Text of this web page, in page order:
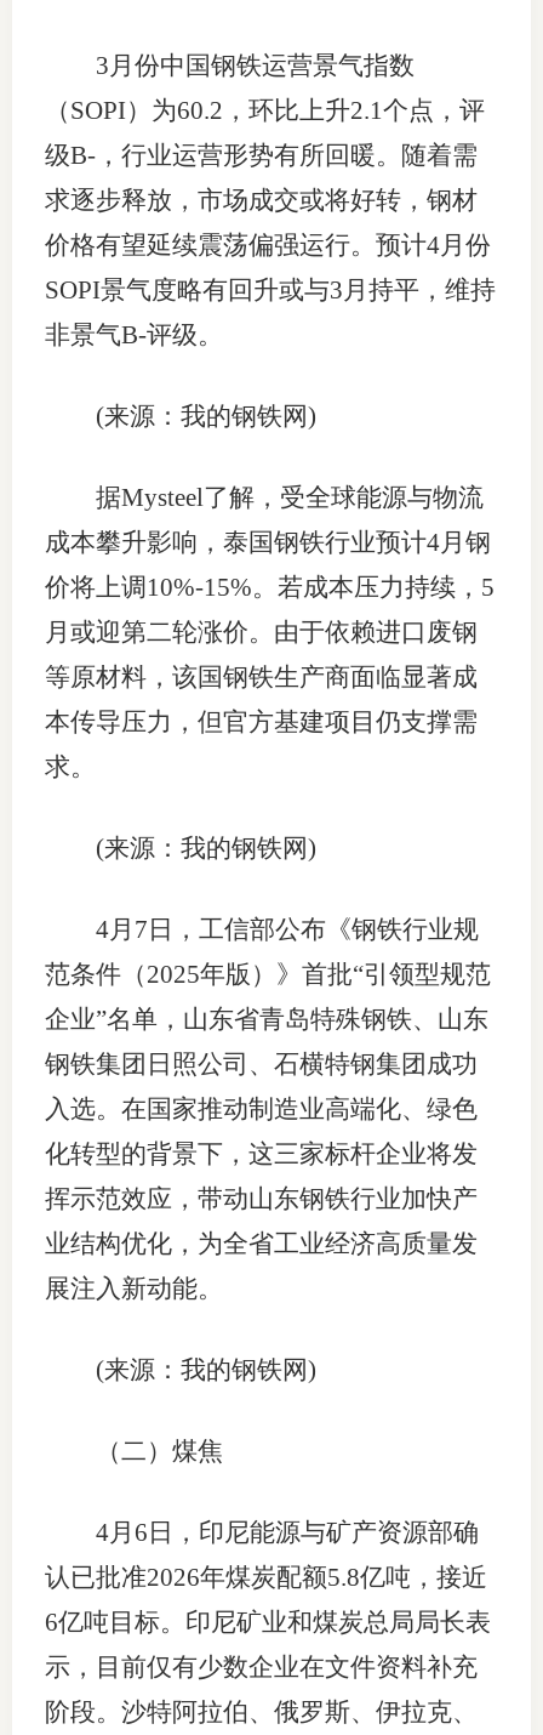
3月份中国钢铁运营景气指数
（SOPI）为60.2，环比上升2.1个点，评
级B-，行业运营形势有所回暖。随着需
求逐步释放，市场成交或将好转，钢材
价格有望延续震荡偏强运行。预计4月份
SOPI景气度略有回升或与3月持平，维持
非景气B-评级。
(来源：我的钢铁网)
据Mysteel了解，受全球能源与物流
成本攀升影响，泰国钢铁行业预计4月钢
价将上调10%-15%。若成本压力持续，5
月或迎第二轮涨价。由于依赖进口废钢
等原材料，该国钢铁生产商面临显著成
本传导压力，但官方基建项目仍支撑需
求。
(来源：我的钢铁网)
4月7日，工信部公布《钢铁行业规
范条件（2025年版）》首批“引领型规范
企业”名单，山东省青岛特殊钢铁、山东
钢铁集团日照公司、石横特钢集团成功
入选。在国家推动制造业高端化、绿色
化转型的背景下，这三家标杆企业将发
挥示范效应，带动山东钢铁行业加快产
业结构优化，为全省工业经济高质量发
展注入新动能。
(来源：我的钢铁网)
（二）煤焦
4月6日，印尼能源与矿产资源部确
认已批准2026年煤炭配额5.8亿吨，接近
6亿吨目标。印尼矿业和煤炭总局局长表
示，目前仅有少数企业在文件资料补充
阶段。沙特阿拉伯、俄罗斯、伊拉克、